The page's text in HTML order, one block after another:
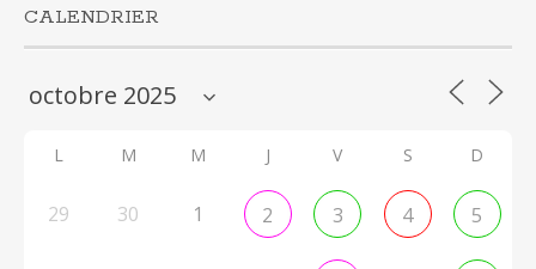
CALENDRIER
L M M J V S D
29 30 1 2 3 4 5